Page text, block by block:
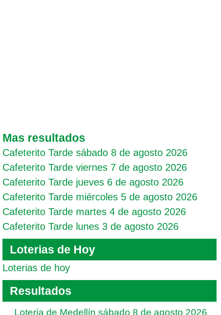
Mas resultados
Cafeterito Tarde sábado 8 de agosto 2026
Cafeterito Tarde viernes 7 de agosto 2026
Cafeterito Tarde jueves 6 de agosto 2026
Cafeterito Tarde miércoles 5 de agosto 2026
Cafeterito Tarde martes 4 de agosto 2026
Cafeterito Tarde lunes 3 de agosto 2026
Loterias de Hoy
Loterias de hoy
Resultados
Lotería de Medellín sábado 8 de agosto 2026